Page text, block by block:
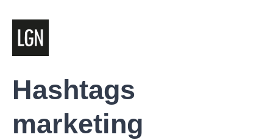
Hashtags
marketing